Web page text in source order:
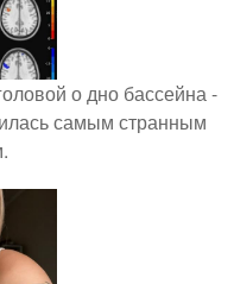
о дно бассейна -
самым странным